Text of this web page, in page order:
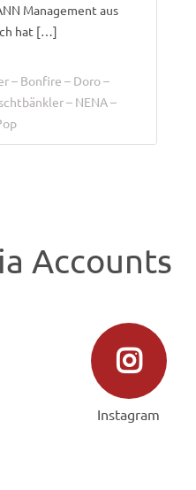
Management aus
hat […]
Bonfire
Doro
NENA
Accounts
Instagram